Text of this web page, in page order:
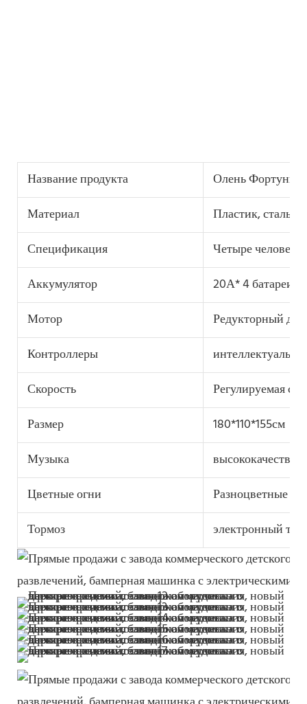
Название продукта
Олень Фортуны
Материал
Пластик, сталь
Спецификация
Четыре человека
Аккумулятор
20А* 4 батареи
Мотор
Редукторный
Контроллеры
Скорость
Регулируемая
Размер
180*110*155см
Музыка
Цветные огни
Разноцветные
Тормоз
электронный